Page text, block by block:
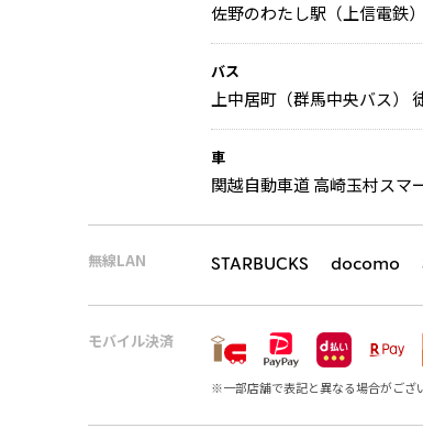
佐野のわたし駅（上信電鉄
バス
上中居町（群馬中央バス）
車
関越自動車道 高崎玉村スマ
無線LAN STARBUCKS
モバイル決済
※一部店舗で表記と異なる場合がござ